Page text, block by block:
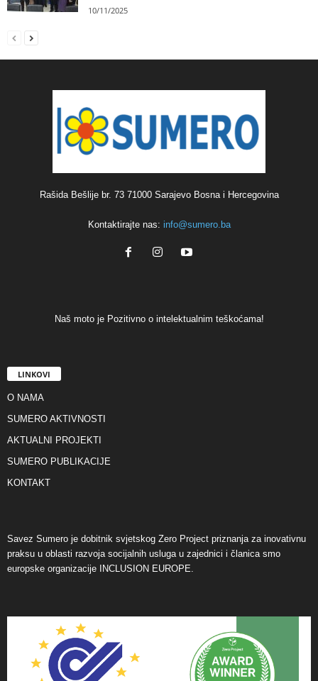
10/11/2025
Rašida Bešlije br. 73 71000 Sarajevo Bosna i Hercegovina
Kontaktirajte nas: info@sumero.ba
Naš moto je Pozitivno o intelektualnim teškoćama!
LINKOVI
O NAMA
SUMERO AKTIVNOSTI
AKTUALNI PROJEKTI
SUMERO PUBLIKACIJE
KONTAKT
Savez Sumero je dobitnik svjetskog Zero Project priznanja za inovativnu
praksu u oblasti razvoja socijalnih usluga u zajednici i članica smo
europske organizacije INCLUSION EUROPE.